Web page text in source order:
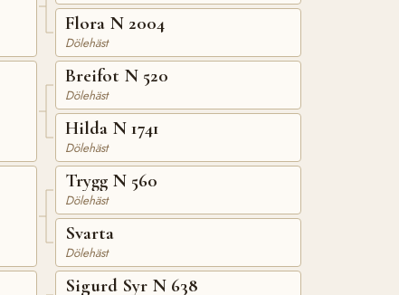
Flora N 2004
Dölehäst
Breifot N 520
Dölehäst
Hilda N 1741
Dölehäst
Trygg N 560
Dölehäst
Svarta
Dölehäst
Sigurd Syr N 638